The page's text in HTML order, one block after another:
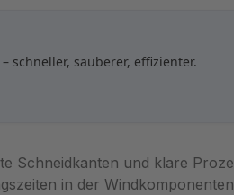
schneller, sauberer, effizienter.
Schneidkanten und klare
in der